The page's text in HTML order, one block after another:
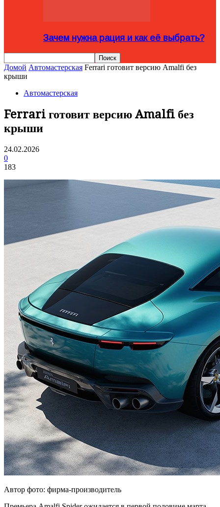
Зачем нужна рация и как её выбрать?
Домой Автомастерская Ferrari готовит версию Amalfi без
крыши
Автомастерская
Ferrari готовит версию Amalfi без
крыши
24.02.2026
0
183
Автор фото: фирма-производитель